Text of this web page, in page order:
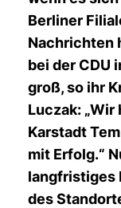
Berliner
Nachrichten
bei der CDU
groß, so ihr
Luczak:
Karstadt
mit Erfolg.“
langfristiges
des